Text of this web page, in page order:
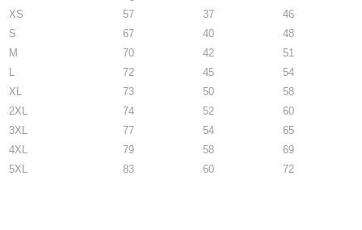
XS
57 37
46
S
67 40
48
M
70 42
51
L
72 45
54
XL
73 50
58
2XL
74 52
60
3XL
77 54
65
4XL
79 58
69
5XL
83 60 72